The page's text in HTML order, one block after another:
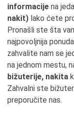
informacije na
nakit) lako ćete
Pronašli ste šta
najpovoljnija
zahvalite nam se
na jednom mestu,
bižuterije, nakita
Zahvalni ste
preporučite nas.